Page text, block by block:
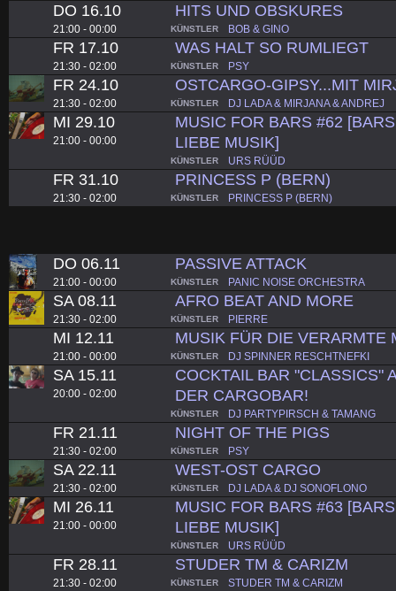
DO 16.10
21:00 - 00:00
HITS UND OBSKURES
KÜNSTLER BOB & GINO
FR 17.10
21:30 - 02:00
WAS HALT SO RUMLIEGT
KÜNSTLER PSY
FR 24.10
21:30 - 02:00
OSTCARGO-GIPSY...MIT
KÜNSTLER DJ LADA & MIRJANA & ANDREJ
MI 29.10
21:00 - 00:00
MUSIC FOR BARS #62
LIEBE MUSIK]
KÜNSTLER URS RÜÜD
FR 31.10
21:30 - 02:00
PRINCESS P (BERN)
KÜNSTLER PRINCESS P (BERN)
DO 06.11
21:00 - 00:00
PASSIVE ATTACK
KÜNSTLER PANIC NOISE ORCHESTRA
SA 08.11
21:30 - 02:00
AFRO BEAT AND MORE
KÜNSTLER PIERRE
MI 12.11
21:00 - 00:00
MUSIK FÜR DIE VERARMTE
KÜNSTLER DJ SPINNER RESCHTNEFKI
SA 15.11
20:00 - 02:00
COCKTAIL BAR "CLASSICS"
DER CARGOBAR!
KÜNSTLER DJ PARTYPIRSCH & TAMANG
FR 21.11
21:30 - 02:00
NIGHT OF THE PIGS
KÜNSTLER PSY
SA 22.11
21:30 - 02:00
WEST-OST CARGO
KÜNSTLER DJ LADA & DJ SONOFLONO
MI 26.11
21:00 - 00:00
MUSIC FOR BARS #63
LIEBE MUSIK]
KÜNSTLER URS RÜÜD
FR 28.11
21:30 - 02:00
STUDER TM & CARIZM
KÜNSTLER STUDER TM & CARIZM